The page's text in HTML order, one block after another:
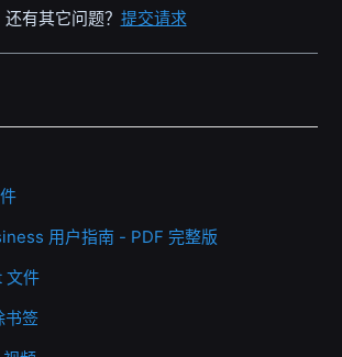
还有其它问题？ 提交请求
用户指南 - PDF 完整版
文件
书签